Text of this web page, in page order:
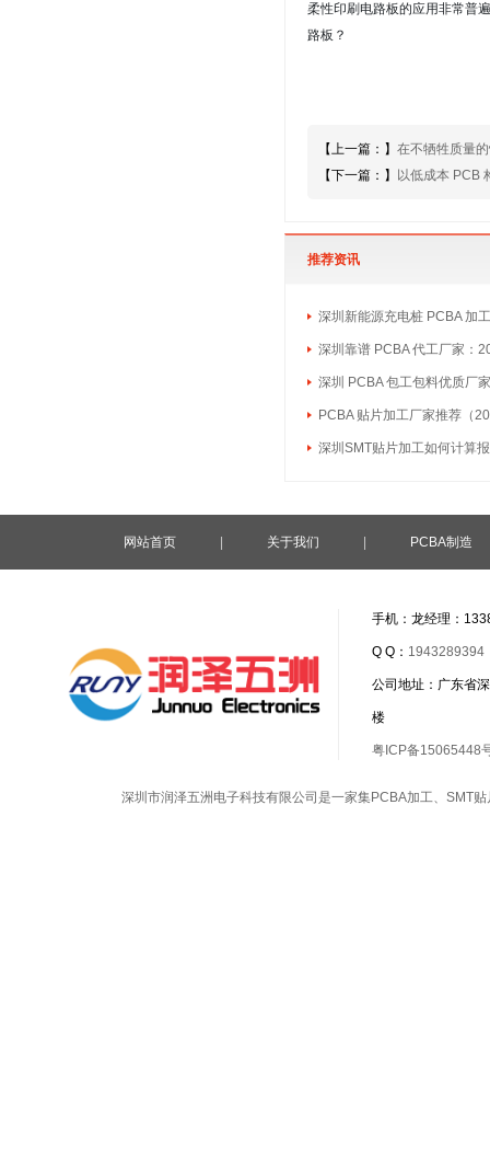
柔性印刷电路板的应用非常普
路板？
【上一篇：】 在不牺牲质量
【下一篇：】
以低成本 PCB
推荐资讯
深圳新能源充电桩 PCBA 加
深圳靠谱 PCBA 代工厂家：
深圳 PCBA 包工包料优质厂
PCBA 贴片加工厂家推荐（
深圳SMT贴片加工如何计算
网站首页 关于我们 PCBA制造
手机：龙经理：
Q Q： 1943289394
公司地址：广东省
楼
粤ICP备15065448
深圳市润泽五洲电子科技有限公司是一家集PCBA加工、 SMT贴